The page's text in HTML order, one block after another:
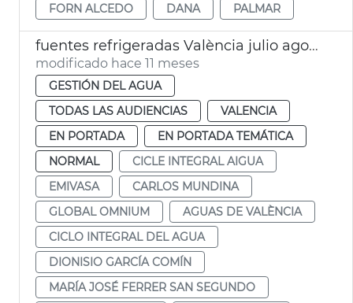
FORN ALCEDO
DANA PALMAR
fuentes refrigeradas València julio agosto 2025
modificado hace 11 meses
GESTIÓN DEL AGUA
TODAS LAS AUDIENCIAS
VALENCIA
EN PORTADA
EN PORTADA TEMÁTICA
NORMAL
CICLE INTEGRAL AIGUA
EMIVASA
CARLOS MUNDINA
GLOBAL OMNIUM
AGUAS DE VALÈNCIA
CICLO INTEGRAL DEL AGUA
DIONISIO GARCÍA COMÍN
MARÍA JOSÉ FERRER SAN SEGUNDO